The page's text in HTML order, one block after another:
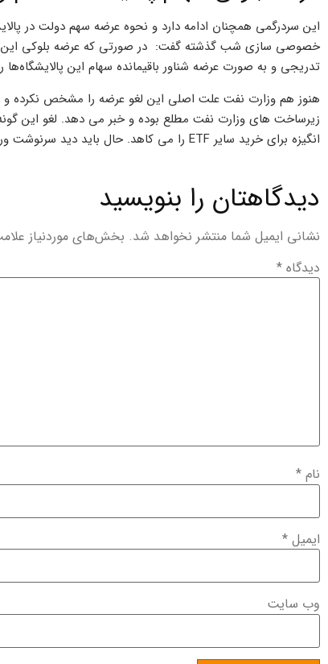
این سردرگمی همچنان ادامه دارد و نحوه عرضه سهم دولت در
خصوصی سازی شب گذشته گفت: در صورتی که عرضه بلوکی این
تدریجی و به صورت عرضه شناور باقیمانده سهام این پالایشگاه‌ها
هنوز هم وزارت نفت علت اصلی این لغو عرضه را مشخص نکرده و
زیرساخت های وزارت نفت مطلع بوده و خبر می دهد. لغو این
انگیزه برای خرید سایر ETF را می کاهد. حال باید دید سرنوشت ورود صنعت خودرو به بورس چگونه خواهد شد!؟
دیدگاهتان را بنویسید
نشانی ایمیل شما منتشر نخواهد شد. بخش‌های موردنیاز
دیدگاه *
نام *
ایمیل *
وب‌ سایت